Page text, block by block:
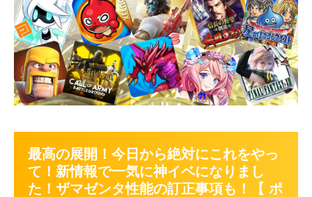
最高の展開！今日から絶対にこれをやっ
て！新情報で一気に神イベになりまし
た！ザマゼンタ性能の訂正事項も！【 ポ